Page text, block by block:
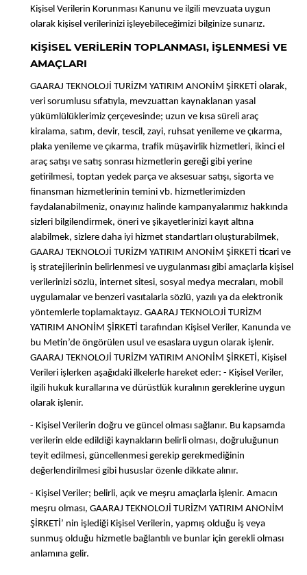
Kişisel Verilerin Korunması Kanunu ve ilgili mevzuata uygun
olarak kişisel verilerinizi işleyebileceğimizi bilginize sunarız.
KİŞİSEL VERİLERİN TOPLANMASI, İŞLENMESİ VE
AMAÇLARI
GAARAJ TEKNOLOJİ TURİZM YATIRIM ANONİM ŞİRKETİ olarak,
veri sorumlusu sıfatıyla, mevzuattan kaynaklanan yasal
yükümlülüklerimiz çerçevesinde; uzun ve kısa süreli araç
kiralama, satım, devir, tescil, zayi, ruhsat yenileme ve çıkarma,
plaka yenileme ve çıkarma, trafik müşavirlik hizmetleri, ikinci el
araç satışı ve satış sonrası hizmetlerin gereği gibi yerine
getirilmesi, toptan yedek parça ve aksesuar satışı, sigorta ve
finansman hizmetlerinin temini vb. hizmetlerimizden
faydalanabilmeniz, onayınız halinde kampanyalarımız hakkında
sizleri bilgilendirmek, öneri ve şikayetlerinizi kayıt altına
alabilmek, sizlere daha iyi hizmet standartları oluşturabilmek,
GAARAJ TEKNOLOJİ TURİZM YATIRIM ANONİM ŞİRKETİ ticari ve
iş stratejilerinin belirlenmesi ve uygulanması gibi amaçlarla kişisel
verilerinizi sözlü, internet sitesi, sosyal medya mecraları, mobil
uygulamalar ve benzeri vasıtalarla sözlü, yazılı ya da elektronik
yöntemlerle toplamaktayız. GAARAJ TEKNOLOJİ TURİZM
YATIRIM ANONİM ŞİRKETİ tarafından Kişisel Veriler, Kanunda ve
bu Metin’de öngörülen usul ve esaslara uygun olarak işlenir.
GAARAJ TEKNOLOJİ TURİZM YATIRIM ANONİM ŞİRKETİ, Kişisel
Verileri işlerken aşağıdaki ilkelerle hareket eder: - Kişisel Veriler,
ilgili hukuk kurallarına ve dürüstlük kuralının gereklerine uygun
olarak işlenir.
- Kişisel Verilerin doğru ve güncel olması sağlanır. Bu kapsamda
verilerin elde edildiği kaynakların belirli olması, doğruluğunun
teyit edilmesi, güncellenmesi gerekip gerekmediğinin
değerlendirilmesi gibi hususlar özenle dikkate alınır.
- Kişisel Veriler; belirli, açık ve meşru amaçlarla işlenir. Amacın
meşru olması, GAARAJ TEKNOLOJİ TURİZM YATIRIM ANONİM
ŞİRKETİ’ nin işlediği Kişisel Verilerin, yapmış olduğu iş veya
sunmuş olduğu hizmetle bağlantılı ve bunlar için gerekli olması
anlamına gelir.